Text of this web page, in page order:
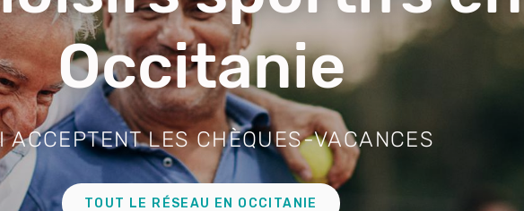
Occitanie
ACCEPTENT LES CHÈQUES-VACANCES
TOUT LE RÉSEAU EN OCCITANIE